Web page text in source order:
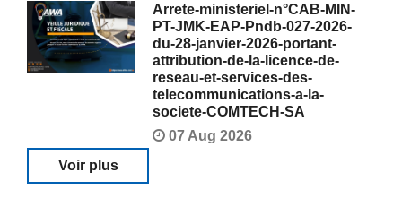
Arrete-ministeriel-n°CAB-MIN-
PT-JMK-EAP-Pndb-027-2026-
du-28-janvier-2026-portant-
attribution-de-la-licence-de-
reseau-et-services-des-
telecommunications-a-la-
societe-COMTECH-SA
07 Aug 2026
Voir plus